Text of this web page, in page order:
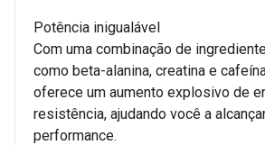
Potência inigualável
Com uma combinação de
como beta-alanina, creatina e
oferece um aumento explosivo de
resistência, ajudando você a
performance.